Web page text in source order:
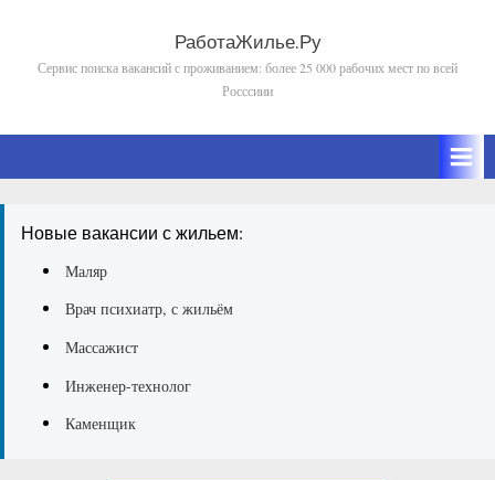
content
РаботаЖилье.Ру
Сервис поиска вакансий с проживанием: более 25 000 рабочих мест по всей
Росссиии
Новые вакансии с жильем:
Маляр
Врач психиатр, с жильём
Массажист
Инженер-технолог
Каменщик